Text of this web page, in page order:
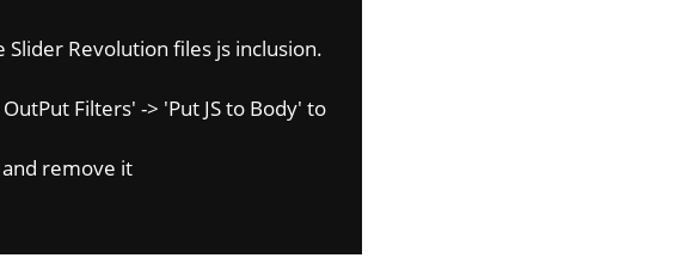
Revolution files js inclusion.
Filters' -> 'Put JS to Body' to
remove it